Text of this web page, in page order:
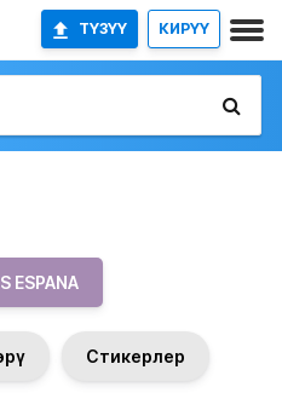
ТҮЗҮҮ КИРҮҮ
ESPANA
Стикерлер